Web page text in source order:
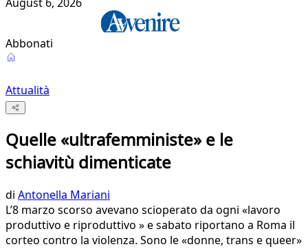
Abbonati
Attualità
Quelle «ultrafemministe» e le
schiavitù dimenticate
di Antonella Mariani
L’8 marzo scorso avevano scioperato da ogni «lavoro
produttivo e riproduttivo » e sabato riportano a Roma il
corteo contro la violenza. Sono le «donne, trans e queer»